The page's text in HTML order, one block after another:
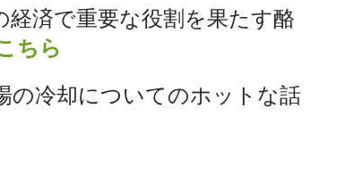
済で重要な役割を果たす酪
ちら
の冷却についてのホットな話